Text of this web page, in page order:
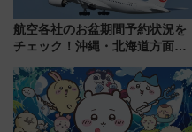
航空各社のお盆期間予約状況を
チェック！沖縄・北海道方面は
日は？